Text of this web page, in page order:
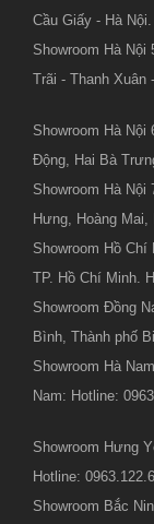
Cầu Giấy - Hà
Showroom Hà Nội
Trãi - Thanh Xuân
Showroom Hà
Động, Hai Bà
Showroom Hà
Hưng, Hoàng Mai,
Showroom Hồ
TP. Hồ Chí Minh.
Showroom Đồng
Bình, Thành phố
Showroom Hà
Nam: Hotline:
Showroom Hưng
Hotline:
Showroom Bắc